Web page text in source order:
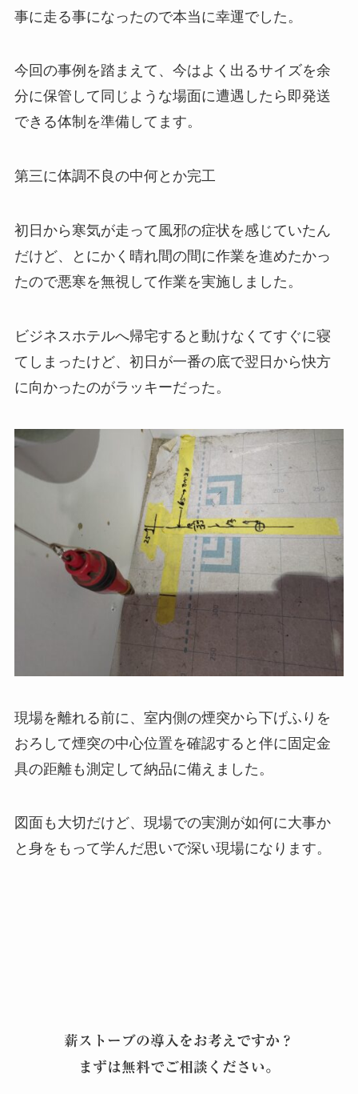
事に走る事になったので本当に幸運でした。
今回の事例を踏まえて、今はよく出るサイズを余
分に保管して同じような場面に遭遇したら即発送
できる体制を準備してます。
第三に体調不良の中何とか完工
初日から寒気が走って風邪の症状を感じていたん
だけど、とにかく晴れ間の間に作業を進めたかっ
たので悪寒を無視して作業を実施しました。
ビジネスホテルへ帰宅すると動けなくてすぐに寝
てしまったけど、初日が一番の底で翌日から快方
に向かったのがラッキーだった。
現場を離れる前に、室内側の煙突から下げふりを
おろして煙突の中心位置を確認すると伴に固定金
具の距離も測定して納品に備えました。
図面も大切だけど、現場での実測が如何に大事か
と身をもって学んだ思いで深い現場になります。
薪ストーブの導入をお考えですか？
まずは無料でご相談ください。